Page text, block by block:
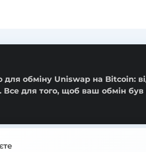
обміну Uniswap на Bitcoin:
Все для того, щоб ваш обмін